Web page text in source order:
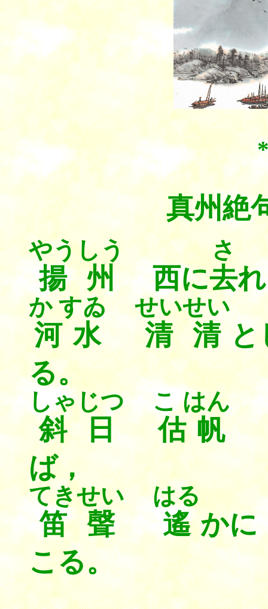
真州絶
揚州
やうしう
西に去
さ
河水
か すゐ
清清
せいせい
る。
斜日
しゃじつ
估帆
こ はん
ば，
笛聲
てきせい
遙
はる
か
こる。